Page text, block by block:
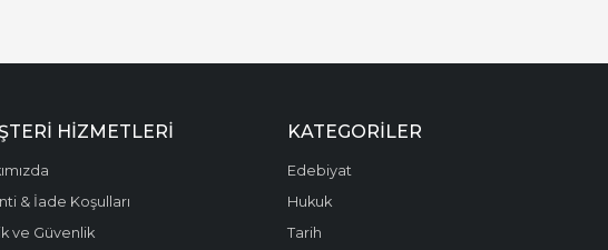
HIZMETLERI
& İade Koşulları
ve Güvenlik
KATEGORILER
Edebiyat
Hukuk
Tarih